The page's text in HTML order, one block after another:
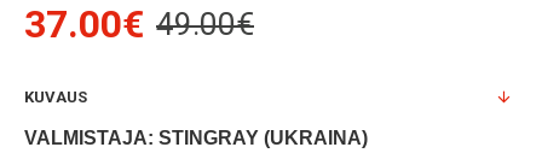
37.00€ 49.00€
KUVAUS
VALMISTAJA: STINGRAY (UKRAINA)